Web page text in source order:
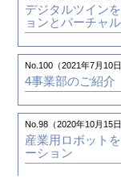
デジタルツイン
ョンとバーチャ
No.100（2021年7月10日
4事業部のご紹介
No.98（2020年10月15日
産業用ロボット
ーション